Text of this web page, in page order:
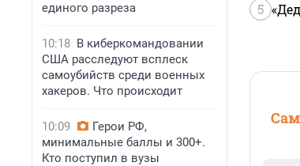
единого разреза
10:18 В киберкомандовании
США расследуют всплеск
самоубийств среди военных
хакеров. Что происходит
10:09
Герои РФ,
минимальные баллы и 300+.
Кто поступил в вузы
5